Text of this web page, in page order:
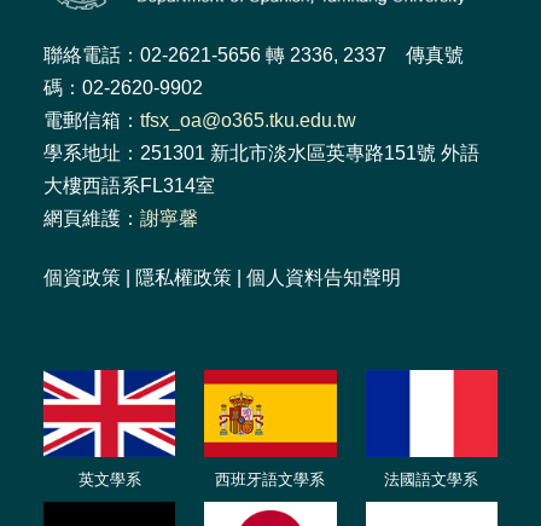
聯絡電話：02-2621-5656 轉 2336, 2337 傳真號
碼：02-2620-9902
電郵信箱： tfsx_oa@o365.tku.edu.tw
學系地址：251301 新北市淡水區英專路151號 外語
大樓西語系FL314室
網頁維護： 謝寧馨
個資政策 隱私權政策 個人資料告知聲明
英文學系 西班牙語文學系 法國語文學系